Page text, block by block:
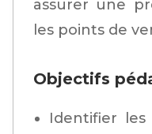
assurer une
les points de
Objectifs
Identifier